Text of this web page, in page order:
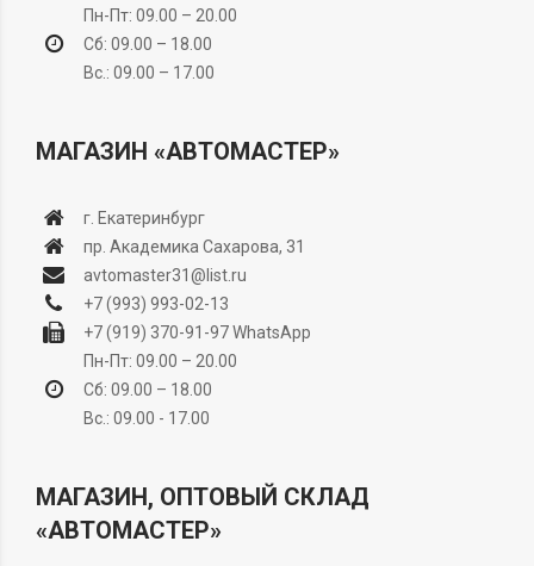
Пн-Пт: 09.00 – 20.00
Сб: 09.00 – 18.00
Вс.: 09.00 – 17.00
МАГАЗИН «АВТОМАСТЕР»
г. Екатеринбург
пр. Академика Сахарова, 31
avtomaster31@list.ru
+7 (993) 993-02-13
+7 (919) 370-91-97WhatsApp
Пн-Пт: 09.00 – 20.00
Сб: 09.00 – 18.00
Вс.: 09.00 - 17.00
МАГАЗИН, ОПТОВЫЙ СКЛАД
«АВТОМАСТЕР»